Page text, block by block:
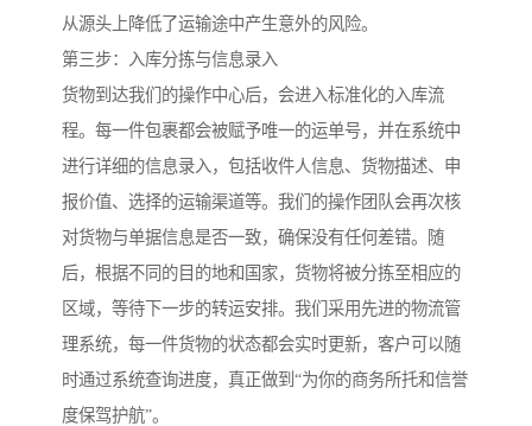
从源头上降低了运输途中产生意外的风险。
第三步：入库分拣与信息录入
货物到达我们的操作中心后，会进入标准化的入库流
程。每一件包裹都会被赋予唯一的运单号，并在系统中
进行详细的信息录入，包括收件人信息、货物描述、申
报价值、选择的运输渠道等。我们的操作团队会再次核
对货物与单据信息是否一致，确保没有任何差错。随
后，根据不同的目的地和国家，货物将被分拣至相应的
区域，等待下一步的转运安排。我们采用先进的物流管
理系统，每一件货物的状态都会实时更新，客户可以随
时通过系统查询进度，真正做到“为你的商务所托和信誉
度保驾护航”。